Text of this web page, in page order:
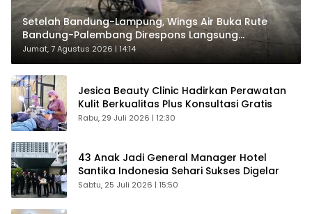
Setelah Bandung-Lampung, Wings Air Buka Rute
Bandung-Palembang Direspons Langsung
Penumpang
Jumat, 7 Agustus 2026 | 14:14
Jesica Beauty Clinic Hadirkan Perawatan
Kulit Berkualitas Plus Konsultasi Gratis
Rabu, 29 Juli 2026 | 12:30
43 Anak Jadi General Manager Hotel
Santika Indonesia Sehari Sukses Digelar
Sabtu, 25 Juli 2026 | 15:50